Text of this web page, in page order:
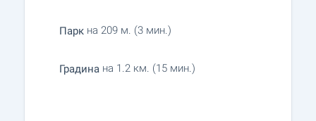
Парк на 209 м. (3 мин.)
Градина на 1.2 км. (15 мин.)